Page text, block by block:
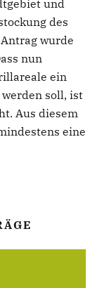
und
des
wurde
nun
ein
soll, ist
Aus diesem
eine